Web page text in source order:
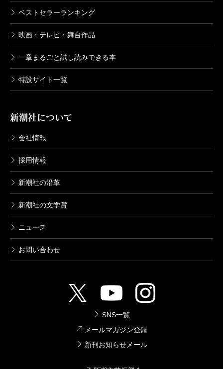
ベストセラーランキング
映画・テレビ・舞台作品
一章まるごと試し読みできる本
特設サイト一覧
新潮社について
会社情報
採用情報
新潮社の沿革
新潮社の文学賞
ニュース
お問い合わせ
SNS一覧
メールマガジン登録
新刊お知らせメール